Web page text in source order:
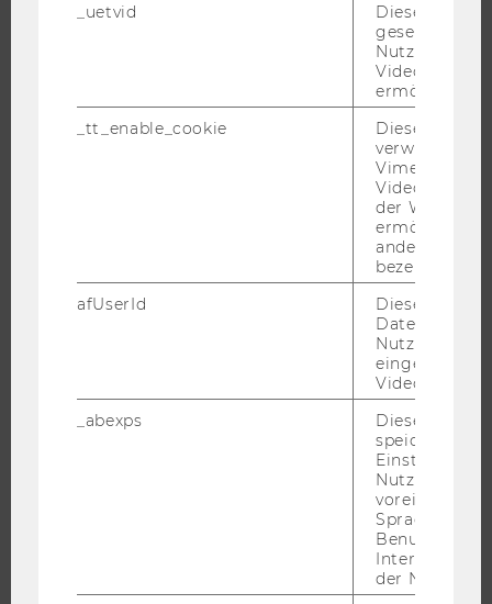
ÜBER DIE WU
CAMPUS
_uetvid
Dieses
gesetzt, um
Nutzung des
Videoplayers
ermöglichen
_tt_enable_cookie
Dieses
verwendet,
Vimeo-
der WU-
ermöglichen
andere nicht
bezeichnete
afUserId
Dieses
Daten von
Videos
_abexps
Dieses Cookie
speichert
Nutzer*in, zB.
Sprache,
der Nutzer*in